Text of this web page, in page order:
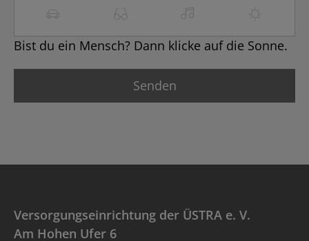
Bist du ein Mensch? Dann klicke auf die Sonne.
Versorgungseinrichtung der ÜSTRA e. V.
Am Hohen Ufer 6